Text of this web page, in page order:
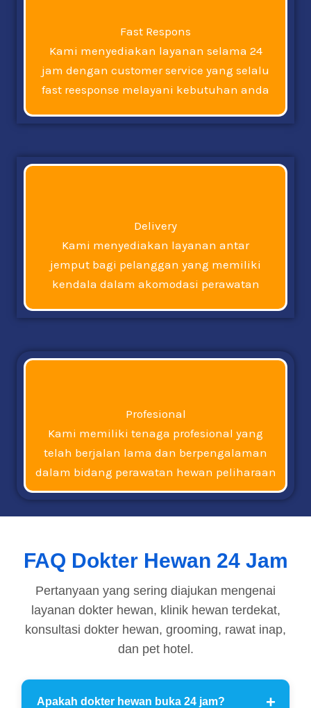
Fast Respons
Kami menyediakan layanan selama 24
jam dengan customer service yang selalu
fast reesponse melayani kebutuhan anda
Delivery
Kami menyediakan layanan antar
jemput bagi pelanggan yang memiliki
kendala dalam akomodasi perawatan
Profesional
Kami memiliki tenaga profesional yang
telah berjalan lama dan berpengalaman
dalam bidang perawatan hewan peliharaan
FAQ Dokter Hewan 24 Jam
Pertanyaan yang sering diajukan mengenai
layanan dokter hewan, klinik hewan terdekat,
konsultasi dokter hewan, grooming, rawat inap,
dan pet hotel.
Apakah dokter hewan buka 24 jam?